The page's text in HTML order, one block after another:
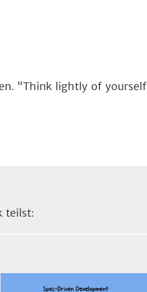
“Think lightly of yourself
teilst: